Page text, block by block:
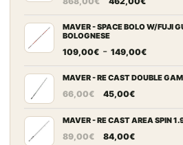
originale
era:
868,00€.
attuale
MAVER - SPACE BOLO W/FUJI
BOLOGNESE
109,00€ - 149,00€Fascia
a
MAVER - RE CAST DOUBLE
66,00€
Il
originale
era:
45,00€Il
attuale
è:
MAVER - RE CAST AREA SPIN
89,00€
Il
84,00€Il